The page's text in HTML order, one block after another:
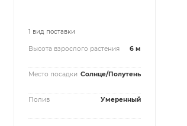
1 вид поставки
Высота взрослого растения 6 м
Место посадки Солнце/Полутень
Полив Умеренный